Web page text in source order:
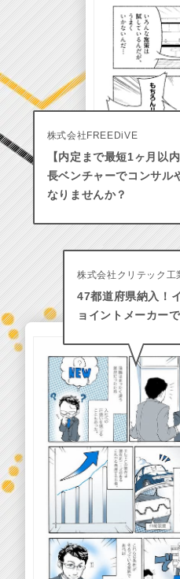
株式会社FREEDiVE
【内定まで最短1ヶ月以
長ベンチャーでコンサル
なりませんか？
株式会社クリテック工
47都道府県納入！
ョイントメーカー